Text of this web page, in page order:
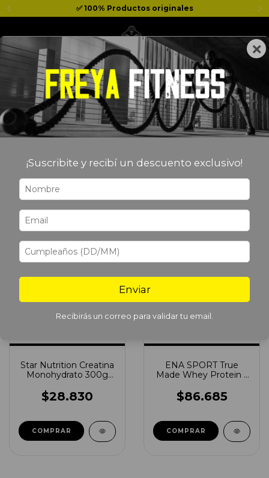
✅ 100% Productos originales
0
Inicio > MARCAS
MARCAS
Star Nutrition Creatina
Monohydrato 300g
$28.830
COMPRAR
ENA SPORT True
Made Whey Protein 1
$86.685
COMPRAR
×
¡Suscribite y recibí un descuento exclusivo!
Enviar
Recibirás un correo para validar tu email.